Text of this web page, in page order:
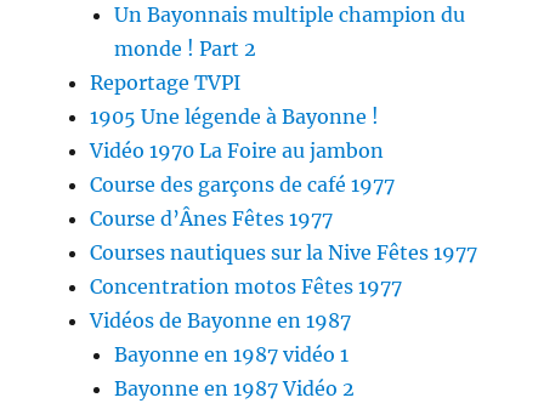
Un Bayonnais multiple champion du
monde ! Part 2
Reportage TVPI
1905 Une légende à Bayonne !
Vidéo 1970 La Foire au jambon
Course des garçons de café 1977
Course d’Ânes Fêtes 1977
Courses nautiques sur la Nive Fêtes 1977
Concentration motos Fêtes 1977
Vidéos de Bayonne en 1987
Bayonne en 1987 vidéo 1
Bayonne en 1987 Vidéo 2